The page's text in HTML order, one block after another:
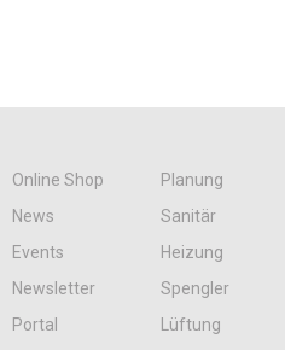
Online Shop
Planung
News
Sanitär
Events
Heizung
Newsletter
Spengler
Portal
Lüftung